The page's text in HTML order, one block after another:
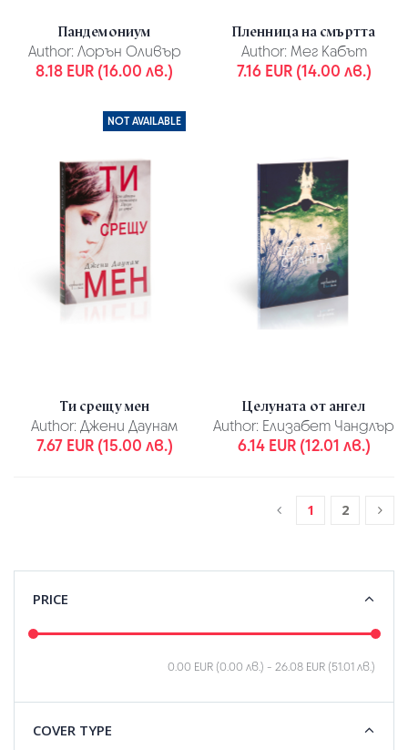
Пандемониум
Author: Лорън Оливър
8.18 EUR (16.00 лв.)
Пленница на смъртта
Author: Мег Кабът
7.16 EUR (14.00 лв.)
NOT AVAILABLE
Ти срещу мен
Author: Джени Даунам
7.67 EUR (15.00 лв.)
Целуната от ангел
Author: Елизабет Чандлър
6.14 EUR (12.01 лв.)
1 2
PRICE
0.00 EUR (0.00 лв.) - 26.08 EUR (51.01 лв.)
COVER TYPE